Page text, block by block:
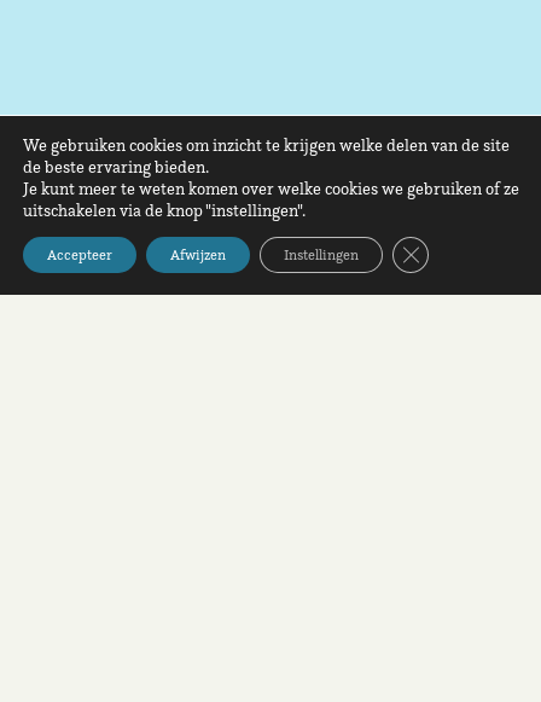
We gebruiken cookies om inzicht te krijgen welke delen van de site
de beste ervaring bieden.
Je kunt meer te weten komen over welke cookies we gebruiken of ze
uitschakelen via de knop "instellingen".
Accepteer Afwijzen Instellingen Sluit AVG/GDPR